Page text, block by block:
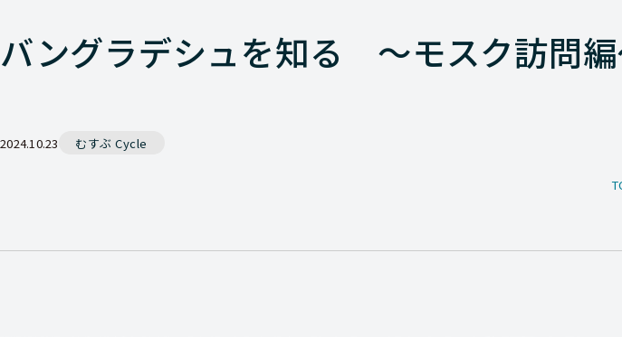
バングラデシュを知る ～モスク訪問
2024.10.23 むすぶ Cycle